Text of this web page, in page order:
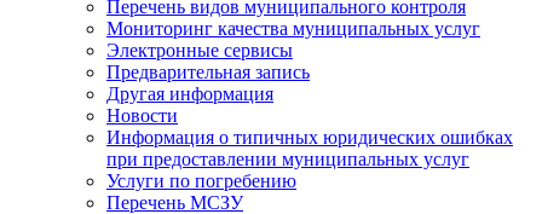
Перечень видов муниципального контроля
Мониторинг качества муниципальных услуг
Электронные сервисы
Предварительная запись
Другая информация
Новости
Информация о типичных юридических ошибках
при предоставлении муниципальных услуг
Услуги по погребению
Перечень МСЗУ